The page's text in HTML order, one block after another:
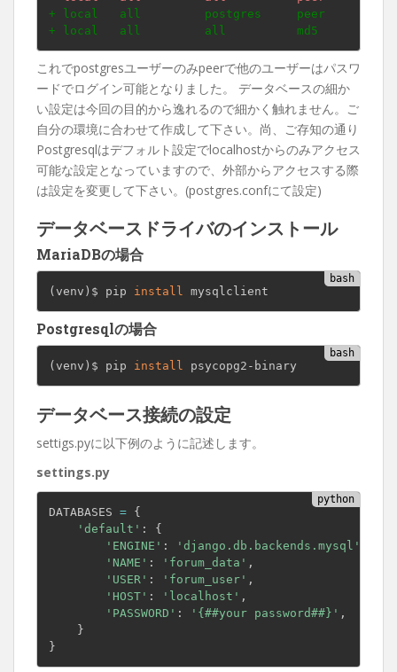
+ local   all         postgres     peer
+ local   all         all          md5
これでpostgresユーザーのみpeerで他のユーザーはパスワ
ードでログイン可能となりました。 データベースの細か
い設定は今回の目的から逸れるので細かく触れません。ご
自分の環境に合わせて作成して下さい。尚、ご存知の通り
Postgresqlはデフォルト設定でlocalhostからのみアクセス
可能な設定となっていますので、外部からアクセスする際
は設定を変更して下さい。(postgres.confにて設定)
データベースドライバのインストール
MariaDBの場合
(venv ) $ pip install mysqlclient
Postgresqlの場合
(venv ) $ pip install psycopg2-binary
データベース接続の設定
settigs.pyに以下例のように記述します。
settings.py
DATABASES = {
'default' :
{
'ENGINE' : 'django.db.backends.mysql'
'NAME' : 'forum_data' ,
'USER' : 'forum_user' ,
'HOST' : 'localhost' ,
'PASSWORD' : '{##your password##}' ,
}
}